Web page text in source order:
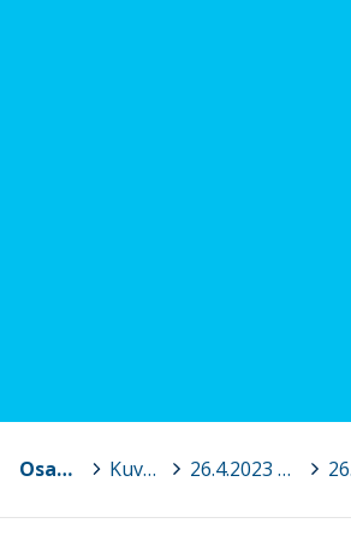
Osaava Satakunta > Kuvagalleria > 26.4.2023 Henkäyksiä itsellesi, Pori >